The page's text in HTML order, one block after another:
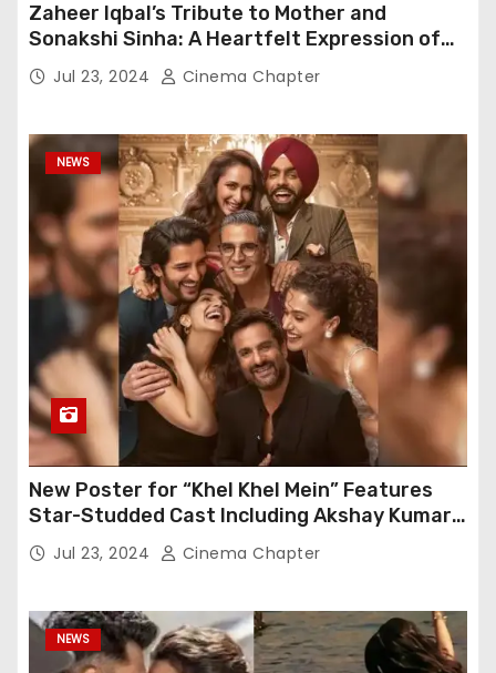
Zaheer Iqbal’s Tribute to Mother and
Sonakshi Sinha: A Heartfelt Expression of
Gratitude
Jul 23, 2024 Cinema Chapter
NEWS
New Poster for “Khel Khel Mein” Features
Star-Studded Cast Including Akshay Kumar,
Taapsee Pannu, Fardeen Khan, and More
Jul 23, 2024 Cinema Chapter
NEWS